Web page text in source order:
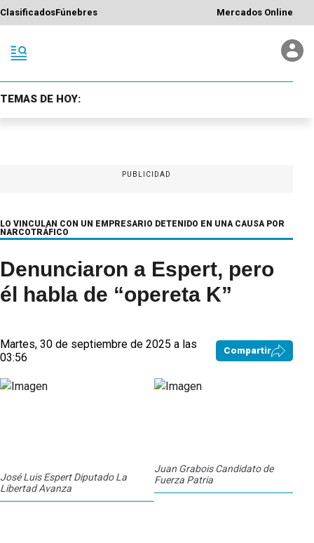
ClasificadosFúnebres Mercados Online
TEMAS DE HOY:
PUBLICIDAD
LO VINCULAN CON UN EMPRESARIO DETENIDO EN UNA CAUSA POR
NARCOTRÁFICO
Denunciaron a Espert, pero
él habla de “opereta K”
Martes, 30 de septiembre de 2025 a las
03:56
Compartir
José Luis Espert Diputado La
Libertad Avanza
Juan Grabois Candidato de
Fuerza Patria